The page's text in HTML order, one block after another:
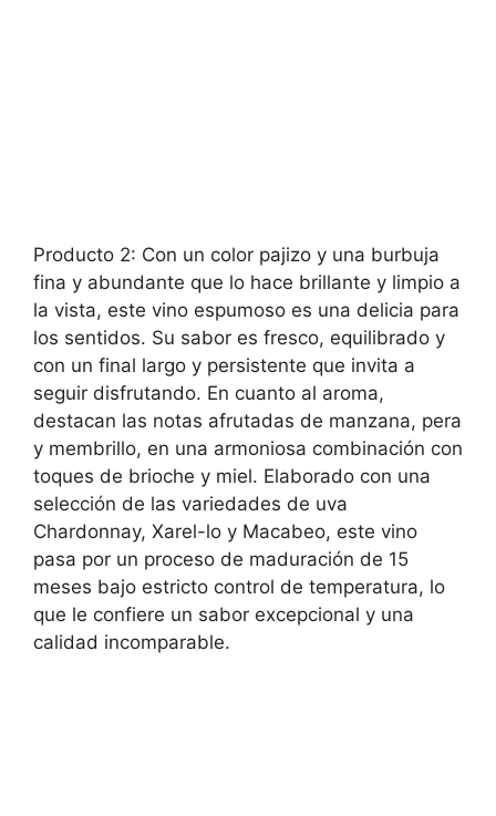
Producto 2: Con un color pajizo y una burbuja
fina y abundante que lo hace brillante y limpio a
la vista, este vino espumoso es una delicia para
los sentidos. Su sabor es fresco, equilibrado y
con un final largo y persistente que invita a
seguir disfrutando. En cuanto al aroma,
destacan las notas afrutadas de manzana, pera
y membrillo, en una armoniosa combinación con
toques de brioche y miel. Elaborado con una
selección de las variedades de uva
Chardonnay, Xarel-lo y Macabeo, este vino
pasa por un proceso de maduración de 15
meses bajo estricto control de temperatura, lo
que le confiere un sabor excepcional y una
calidad incomparable.